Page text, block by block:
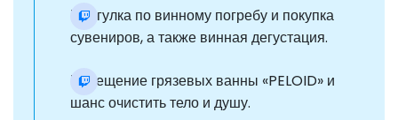
Прогулка по винному погребу и покупка
сувениров, а также винная дегустация.
Посещение грязевых ванны «PELOID» и
шанс очистить тело и душу.